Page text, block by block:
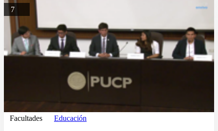
7
Facultades Educación